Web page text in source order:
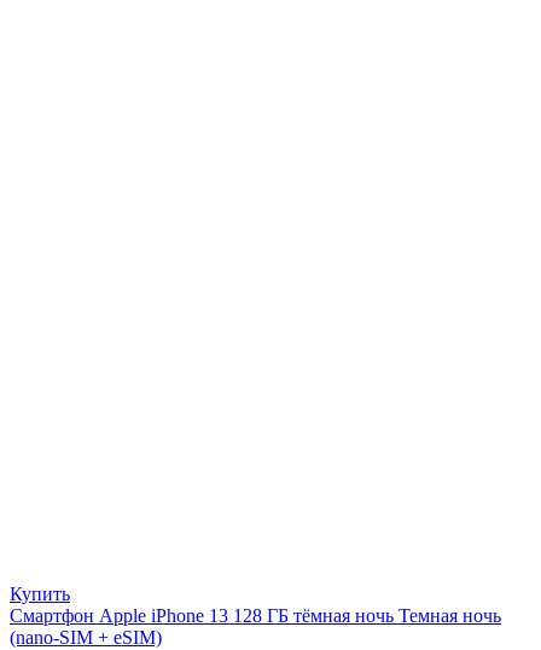
Купить
Смартфон Apple iPhone 13 128 ГБ тёмная ночь Темная ночь
(nano-SIM + eSIM)